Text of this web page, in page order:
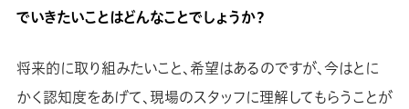
でいきたいことはどんなことでしょうか？
将来的に取り組みたいこと、希望はあるのですが、今はとに
かく認知度をあげて、現場のスタッフに理解してもらうことが